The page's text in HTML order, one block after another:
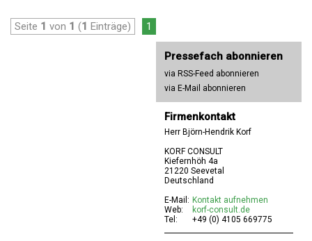
Seite 1 von 1 (1 Einträge) 1
Pressefach abonnieren
via RSS-Feed abonnieren
via E-Mail abonnieren
Firmenkontakt
Herr Björn-Hendrik Korf
KORF CONSULT
Kiefernhöh 4a
21220 Seevetal
Deutschland
E-Mail: Kontakt aufnehmen
Web:
korf-consult.de
Tel:
+49 (0) 4105 669775